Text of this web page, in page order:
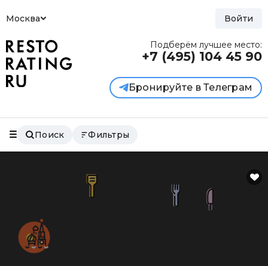
Москва Войти
Подберём лучшее место:
+7 (495) 104 45 90
Бронируйте в Телеграм
Поиск Фильтры